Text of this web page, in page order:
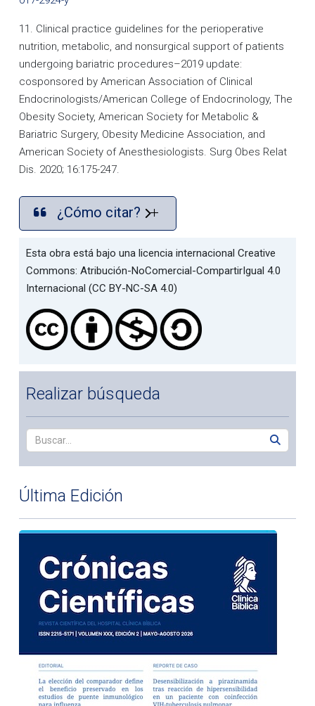
11. Clinical practice guidelines for the perioperative
nutrition, metabolic, and nonsurgical support of patients
undergoing bariatric procedures–2019 update:
cosponsored by American Association of Clinical
Endocrinologists/American College of Endocrinology, The
Obesity Society, American Society for Metabolic &
Bariatric Surgery, Obesity Medicine Association, and
American Society of Anesthesiologists. Surg Obes Relat
Dis. 2020; 16:175-247.
¿Cómo citar?
Esta obra está bajo una licencia internacional Creative
Commons: Atribución-NoComercial-CompartirIgual 4.0
Internacional (CC BY-NC-SA 4.0)
Realizar búsqueda
Última Edición